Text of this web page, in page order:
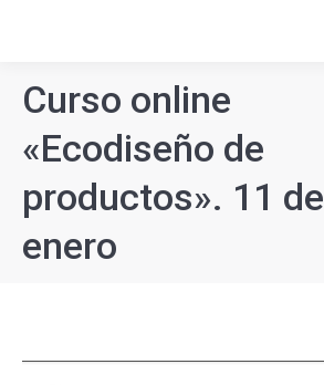
Curso online
«Ecodiseño de
productos». 11 de
enero